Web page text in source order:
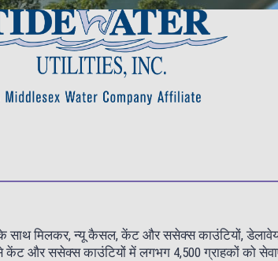
के साथ मिलकर, न्यू कैसल, केंट और ससेक्स काउंटियों,
केंट और ससेक्स काउंटियों में लगभग 4,500 ग्राहकों को